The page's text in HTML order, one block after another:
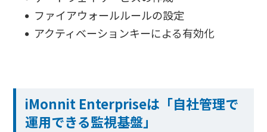
ファイアウォールルールの設定
アクティベーションキーによる有効化
iMonnit Enterpriseは「自社管理で
運用できる監視基盤」